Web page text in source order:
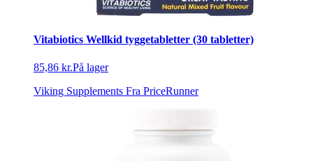
Vitabiotics Wellkid tyggetabletter (30 tabletter)
85,86 kr.På lager
Viking Supplements Fra PriceRunner